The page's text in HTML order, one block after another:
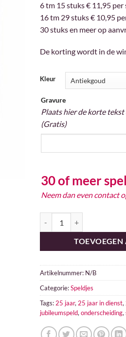
6 tm 15 stuks € 11,95 per
16 tm 29 stuks € 10,95
30 stuks en meer op
De korting wordt in de
Kleur
Gravure
Plaats hier de korte
(Gratis)
30 of meer
Neem dan even contact
Artikelnummer: N/B
Categorie:Speldjes
Tags: 25 jaar, 25 jaar in dienst,
jubileumspeld, onderscheiding,